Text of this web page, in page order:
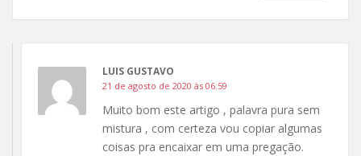
LUIS GUSTAVO
21 de agosto de 2020 às 06:59
Muito bom este artigo , palavra pura sem
mistura , com certeza vou copiar algumas
coisas pra encaixar em uma pregação.